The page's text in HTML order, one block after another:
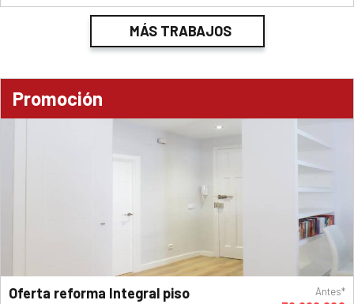
MÁS TRABAJOS
Promoción
Oferta reforma Integral piso
Antes*